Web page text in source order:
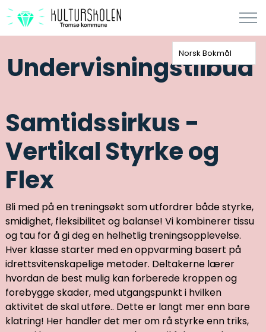
Undervisningstilbud
Samtidssirkus -
Vertikal Styrke og
Flex
Bli med på en treningsøkt som utfordrer både styrke,
smidighet, fleksibilitet og balanse! Vi kombinerer tissu
og tau for å gi deg en helhetlig treningsopplevelse.
Hver klasse starter med en oppvarming basert på
idrettsvitenskapelige metoder. Deltakerne lærer
hvordan de best mulig kan forberede kroppen og
forebygge skader, med utgangspunkt i hvilken
aktivitet de skal utføre.. Dette er langt mer enn bare
klatring! Her handler det mer om rå styrke enn triks,
Norsk Bokmål